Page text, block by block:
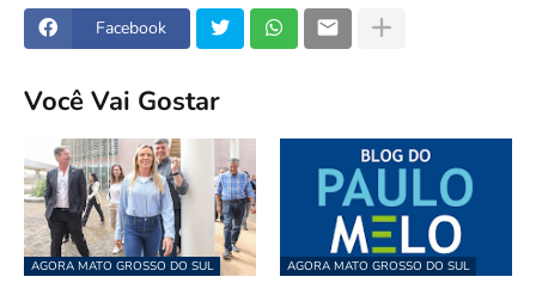
Facebook
Você Vai Gostar
AGORA MATO GROSSO DO SUL AGORA MATO GROSSO DO SUL